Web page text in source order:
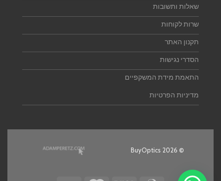
שאלות ותשובות
שרות לקוחות
תקנון האתר
הסדרי נגישות
התאמת מידת המשקפיים
מדיניות הפרטיות
© 2026 BuyOptics